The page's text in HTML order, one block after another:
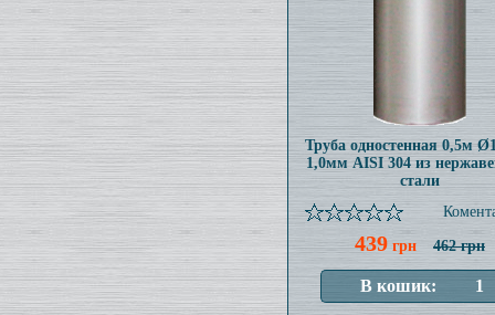
Труба одностенная 0,5м
1,0мм AISI 304 из
стали
439 грн 462 грн